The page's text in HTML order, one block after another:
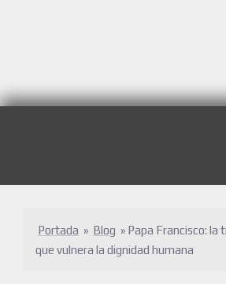
Portada » Blog » Papa Francisco: la
que vulnera la dignidad humana